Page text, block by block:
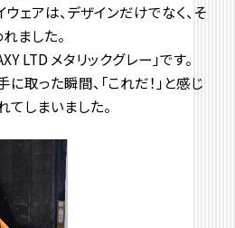
ェアは、デザインだけでなく、そ
ました。
LTD メタリックグレー」です。
取った瞬間、「これだ！」と感じ
てしまいました。